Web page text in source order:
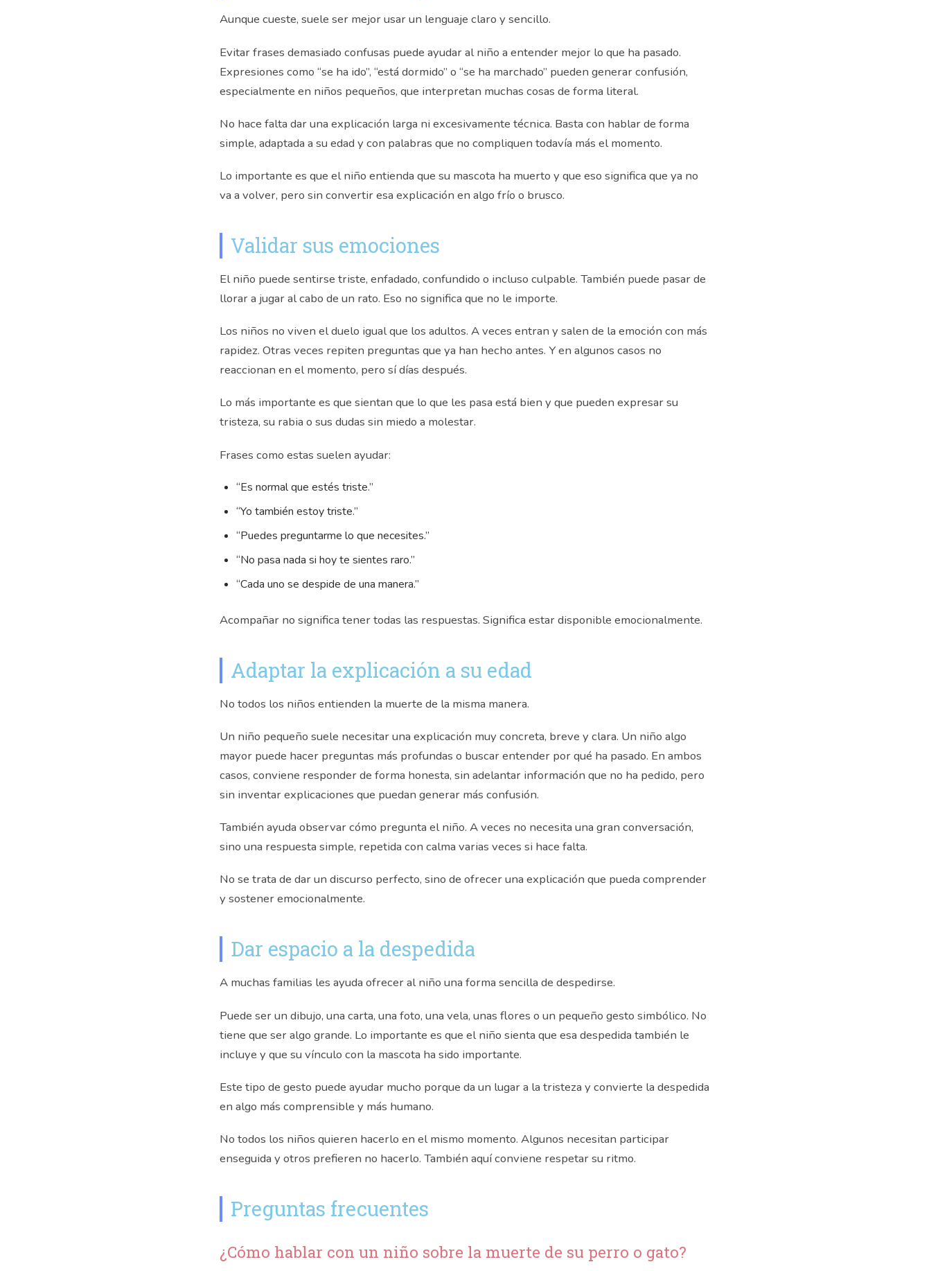
Aunque cueste, suele ser mejor usar un lenguaje claro y sencillo.
Evitar frases demasiado confusas puede ayudar al niño a entender mejor lo que ha pasado.
Expresiones como “se ha ido”, “está dormido” o “se ha marchado” pueden generar confusión,
especialmente en niños pequeños, que interpretan muchas cosas de forma literal.
No hace falta dar una explicación larga ni excesivamente técnica. Basta con hablar de forma
simple, adaptada a su edad y con palabras que no compliquen todavía más el momento.
Lo importante es que el niño entienda que su mascota ha muerto y que eso significa que ya no
va a volver, pero sin convertir esa explicación en algo frío o brusco.
Validar sus emociones
El niño puede sentirse triste, enfadado, confundido o incluso culpable. También puede pasar de
llorar a jugar al cabo de un rato. Eso no significa que no le importe.
Los niños no viven el duelo igual que los adultos. A veces entran y salen de la emoción con más
rapidez. Otras veces repiten preguntas que ya han hecho antes. Y en algunos casos no
reaccionan en el momento, pero sí días después.
Lo más importante es que sientan que lo que les pasa está bien y que pueden expresar su
tristeza, su rabia o sus dudas sin miedo a molestar.
Frases como estas suelen ayudar:
“Es normal que estés triste.”
“Yo también estoy triste.”
“Puedes preguntarme lo que necesites.”
“No pasa nada si hoy te sientes raro.”
“Cada uno se despide de una manera.”
Acompañar no significa tener todas las respuestas. Significa estar disponible emocionalmente.
Adaptar la explicación a su edad
No todos los niños entienden la muerte de la misma manera.
Un niño pequeño suele necesitar una explicación muy concreta, breve y clara. Un niño algo
mayor puede hacer preguntas más profundas o buscar entender por qué ha pasado. En ambos
casos, conviene responder de forma honesta, sin adelantar información que no ha pedido, pero
sin inventar explicaciones que puedan generar más confusión.
También ayuda observar cómo pregunta el niño. A veces no necesita una gran conversación,
sino una respuesta simple, repetida con calma varias veces si hace falta.
No se trata de dar un discurso perfecto, sino de ofrecer una explicación que pueda comprender
y sostener emocionalmente.
Dar espacio a la despedida
A muchas familias les ayuda ofrecer al niño una forma sencilla de despedirse.
Puede ser un dibujo, una carta, una foto, una vela, unas flores o un pequeño gesto simbólico. No
tiene que ser algo grande. Lo importante es que el niño sienta que esa despedida también le
incluye y que su vínculo con la mascota ha sido importante.
Este tipo de gesto puede ayudar mucho porque da un lugar a la tristeza y convierte la despedida
en algo más comprensible y más humano.
No todos los niños quieren hacerlo en el mismo momento. Algunos necesitan participar
enseguida y otros prefieren no hacerlo. También aquí conviene respetar su ritmo.
Preguntas frecuentes
¿Cómo hablar con un niño sobre la muerte de su perro o gato?